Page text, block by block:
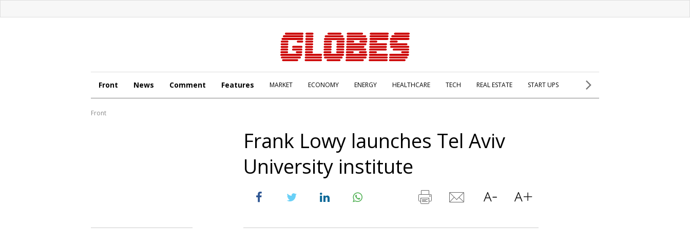
Front News Comment Features MARKET ECONOMY ENERGY HEALTHCARE TECH REAL ESTATE START UPS
Front
Frank Lowy launches Tel Aviv
University institute